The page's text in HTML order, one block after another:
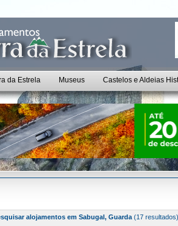
da Estrela Museus Castelos e Aldeias
alojamentos em Sabugal, Guarda (17 resultados)